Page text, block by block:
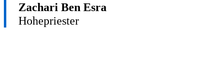
Zachari Ben Esra
Hohepriester